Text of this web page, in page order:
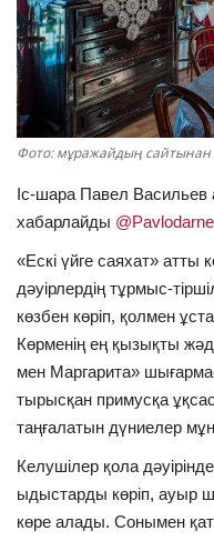
ОЙЫН-САУЫҚ
АРНАЙЫ ЖОБА
OFFICIAL
Құрылтай
Тілді тандаңыз
Қазақша
Фото: мұражайдың сайтынан
Іс-шара Павел Васильев
хабарлайды
«Ескі үйге саяхат» атты
дәуірлердің тұрмыс-
көзбен көріп, қолмен
Көрменің ең қызықты
мен Маргарита»
тырысқан примусқа
таңғалатын дүниелер
Келушілер қола
ыдыстарды көріп, ауыр
көре алады. Сонымен